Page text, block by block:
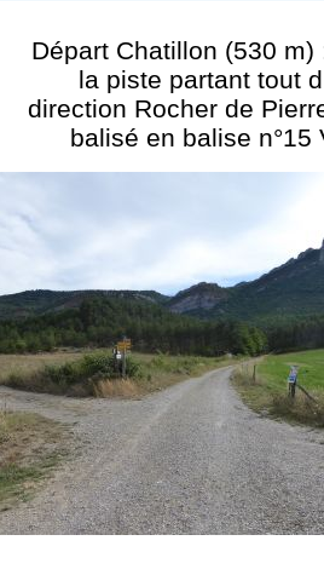
Départ Chatillon (530 m)
la piste partant tout
direction Rocher de
balisé en balise n°15